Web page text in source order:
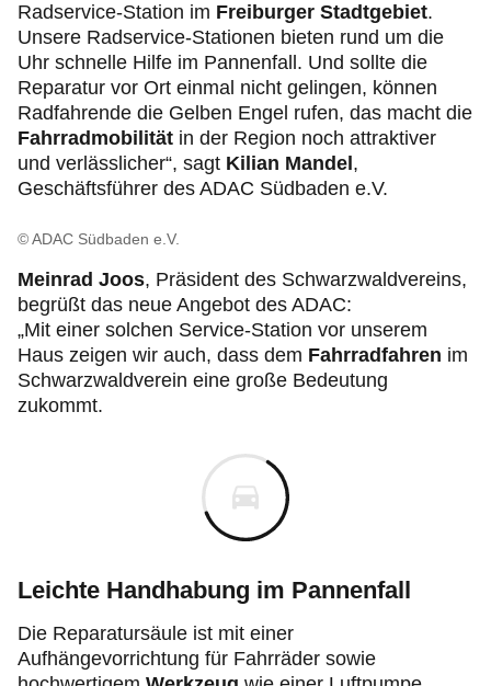
Radservice-Station im Freiburger Stadtgebiet.
Unsere Radservice-Stationen bieten rund um die
Uhr schnelle Hilfe im Pannenfall. Und sollte die
Reparatur vor Ort einmal nicht gelingen, können
Radfahrende die Gelben Engel rufen, das macht die
Fahrradmobilität in der Region noch attraktiver
und verlässlicher“, sagt Kilian Mandel ,
Geschäftsführer des ADAC Südbaden e.V.
© ADAC Südbaden e.V.
Meinrad Joos, Präsident des Schwarzwaldvereins,
begrüßt das neue Angebot des ADAC:
„Mit einer solchen Service-Station vor unserem
Haus zeigen wir auch, dass dem Fahrradfahren im
Schwarzwaldverein eine große Bedeutung
zukommt.
Leichte Handhabung im Pannenfall
Die Reparatursäule ist mit einer
Aufhängevorrichtung für Fahrräder sowie